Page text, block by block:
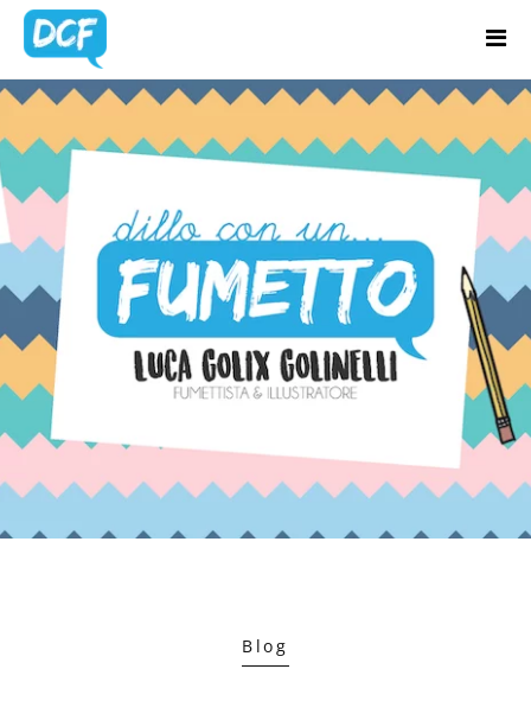
Home
Chi Sono
Regali Creativi
Lavora con me
Portfolio
Blog
Contatti
Blog